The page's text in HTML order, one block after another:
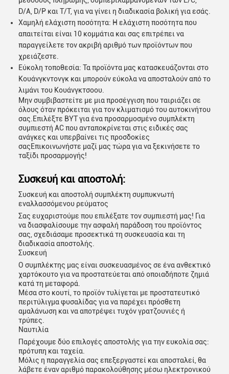
D/A, D/P και T/T, για να γίνει η διαδικασία βολική για εσάς.
Χαμηλή ελάχιστη ποσότητα: Η ελάχιστη ποσότητα που
απαιτείται είναι 10 κομμάτια και σας επιτρέπει να
παραγγείλετε τον ακριβή αριθμό των προϊόντων που
χρειάζεστε.
Εύκολη τοποθεσία: Τα προϊόντα μας κατασκευάζονται στο
Κουάνγκντονγκ και μπορούν εύκολα να αποσταλούν από το
λιμάνι του Κουάνγκτσοου.
Μην συμβιβαστείτε με μια προσέγγιση που ταιριάζει σε
όλους όταν πρόκειται για τον κλιματισμό του αυτοκινήτου
σας.Επιλέξτε BYT για ένα προσαρμοσμένο συμπλέκτη
συμπιεστή AC που ανταποκρίνεται στις ειδικές σας
ανάγκες και υπερβαίνει τις προσδοκίες
σαςΕπικοινωνήστε μαζί μας τώρα για να ξεκινήσετε το
ταξίδι προσαρμογής!
Συσκευή και αποστολή:
Συσκευή και αποστολή συμπλέκτη συμπυκνωτή
εναλλασσόμενου ρεύματος
Σας ευχαριστούμε που επιλέξατε τον συμπιεστή μας! Για
να διασφαλίσουμε την ασφαλή παράδοση του προϊόντος
σας, σχεδιάσαμε προσεκτικά τη συσκευασία και τη
διαδικασία αποστολής.
Συσκευή
Ο συμπλέκτης μας είναι συσκευασμένος σε ένα ανθεκτικό
χαρτόκουτο για να προστατεύεται από οποιαδήποτε ζημιά
κατά τη μεταφορά.
Μέσα στο κουτί, το προϊόν τυλίγεται με προστατευτικό
περιτύλιγμα φυσαλίδας για να παρέχει πρόσθετη
αμαλάνωση και να αποτρέψει τυχόν γρατζουνιές ή
τρύπες.
Ναυτιλία
Παρέχουμε δύο επιλογές αποστολής για την ευκολία σας:
πρότυπη και ταχεία.
Μόλις η παραγγελία σας επεξεργαστεί και αποσταλεί, θα
λάβετε έναν αριθμό παρακολούθησης μέσω ηλεκτρονικού